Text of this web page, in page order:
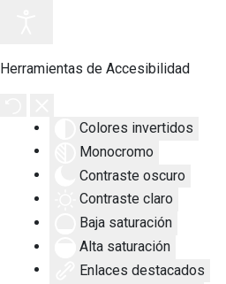
Herramientas de Accesibilidad
Colores invertidos
Monocromo
Contraste oscuro
Contraste claro
Baja saturación
Alta saturación
Enlaces destacados